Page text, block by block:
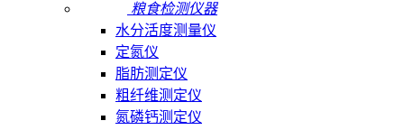
粮食检测仪器
水分活度测量仪
定氮仪
脂肪测定仪
粗纤维测定仪
氮磷钙测定仪